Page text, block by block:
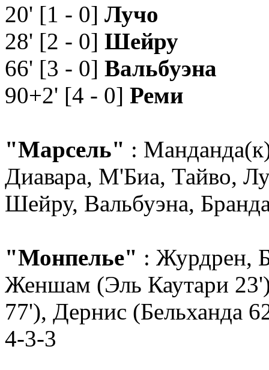
20' [1 - 0] Лучо
28' [2 - 0] Шейру
66' [3 - 0] Вальбуэна
90+2' [4 - 0] Реми
"Марсель" :
Диавара, М'Биа, Тайво,
Шейру, Вальбуэна,
"Монпелье" : Журдрен,
Женшам (Эль Каутари
77'), Дернис (Бельханда
4-3-3